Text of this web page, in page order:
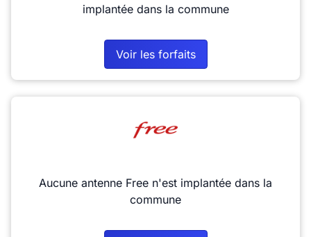
implantée dans la commune
Voir les forfaits
Aucune antenne Free n'est implantée dans la
commune